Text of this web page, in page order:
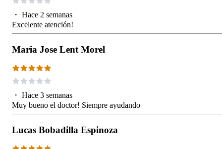
・ Hace 2 semanas
Excelente atención!
Maria Jose Lent Morel
・ Hace 3 semanas
Muy bueno el doctor! Siempre ayudando
Lucas Bobadilla Espinoza